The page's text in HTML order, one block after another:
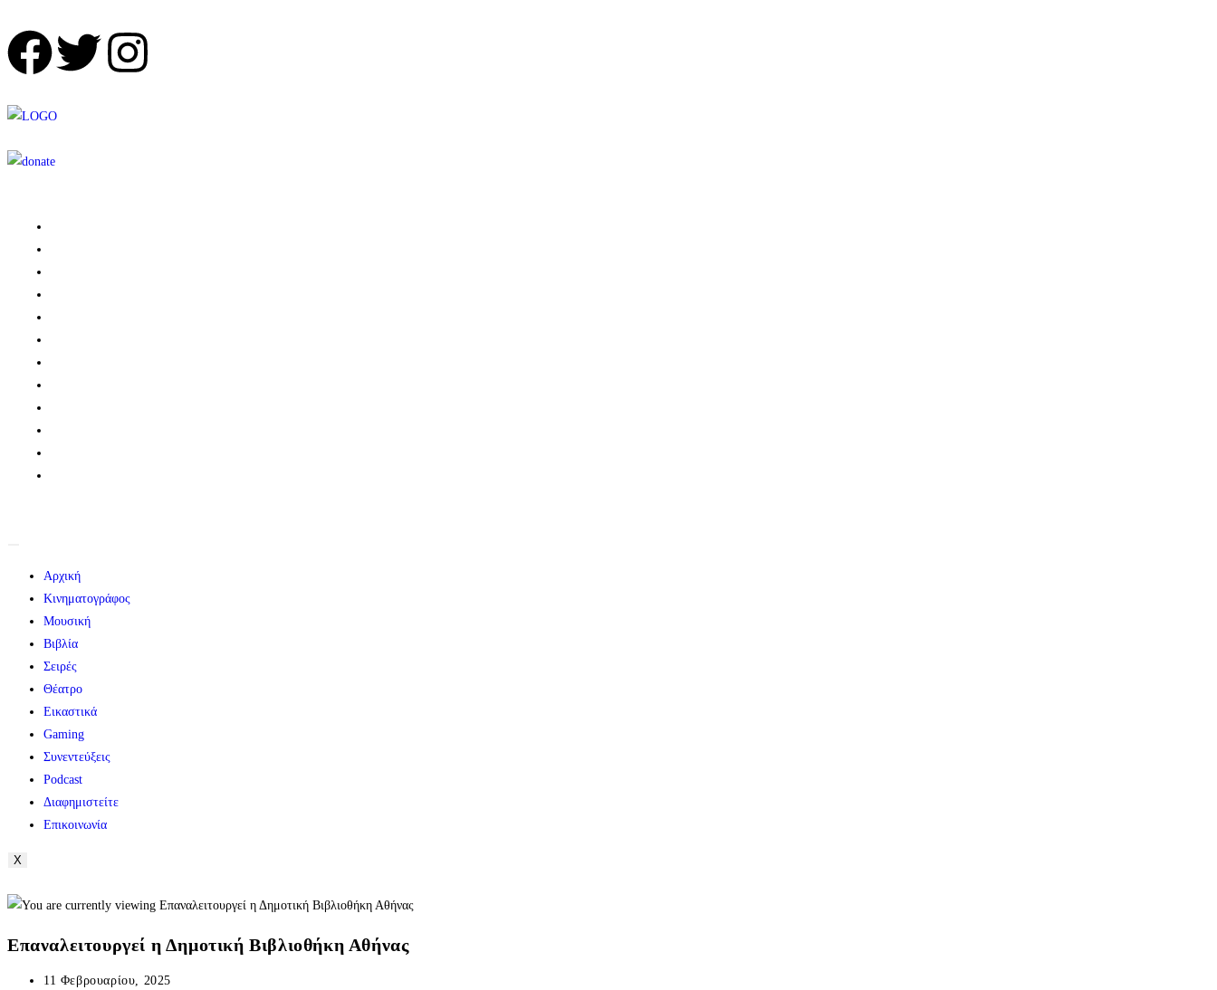
Αρχική
Κινηματογράφος
Μουσική
Βιβλία
Σειρές
Θέατρο
Εικαστικά
Gaming
Συνεντεύξεις
Podcast
Διαφημιστείτε
Επικοινωνία
X
Επαναλειτουργεί η Δημοτική Βιβλιοθήκη Αθήνας
11 Φεβρουαρίου, 2025